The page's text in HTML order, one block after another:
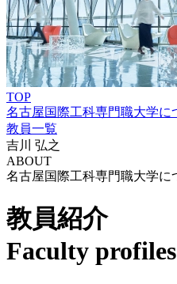
TOP
名古屋国際工科専門職大学に
教員一覧
吉川 弘之
ABOUT
名古屋国際工科専門職大学に
教員紹介
Faculty profiles